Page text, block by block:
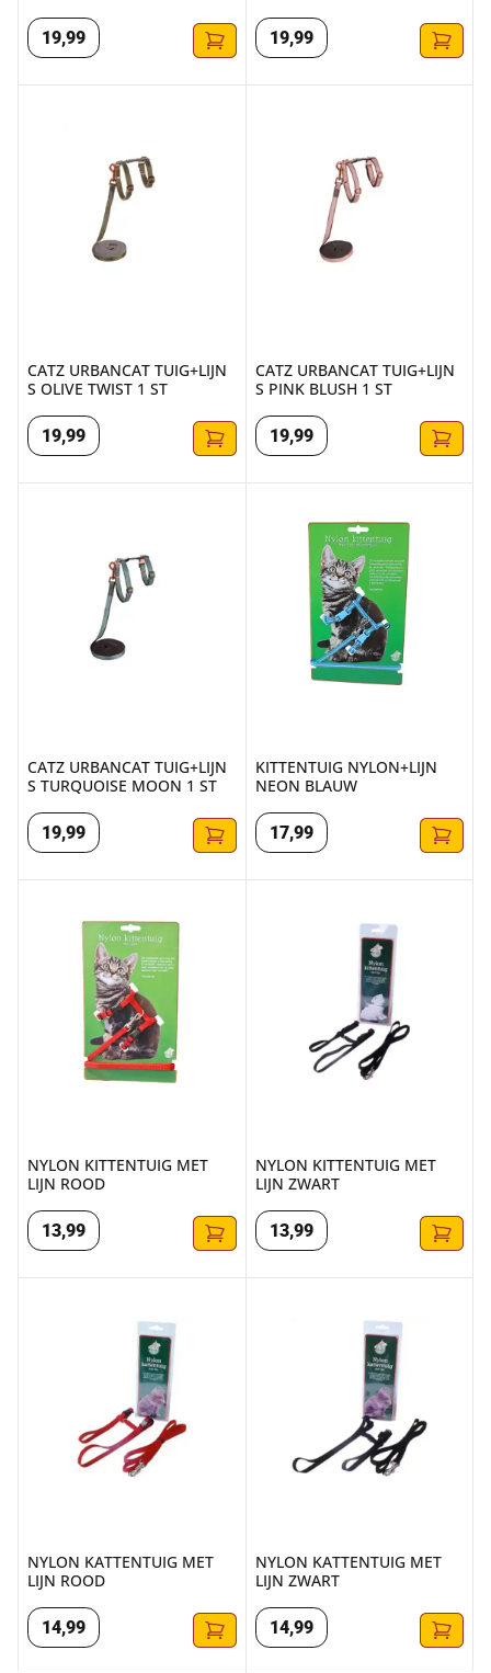
19,99 19,99
CATZ URBANCAT TUIG+LIJN
S OLIVE TWIST 1 ST
19,99
CATZ URBANCAT TUIG+LIJN
S PINK BLUSH 1 ST
19,99
CATZ URBANCAT TUIG+LIJN
S TURQUOISE MOON 1 ST
19,99
KITTENTUIG NYLON+LIJN
NEON BLAUW
17,99
NYLON KITTENTUIG MET
LIJN ROOD
13,99
NYLON KITTENTUIG MET
LIJN ZWART
13,99
NYLON KATTENTUIG MET
LIJN ROOD
14,99
NYLON KATTENTUIG MET
LIJN ZWART
14,99